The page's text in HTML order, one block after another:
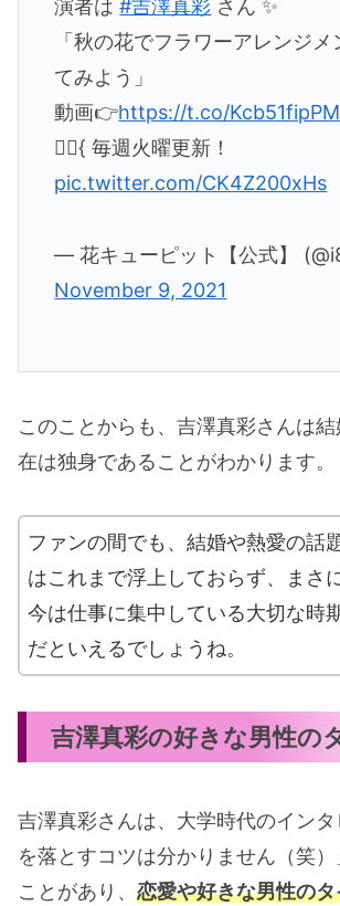
演者は#吉澤真彩 さん ✨
「秋の花でフラワーアレンジメ
てみよう」
動画👉https://t.co/Kcb51fipPM
🙋‍♀️{ 毎週火曜更新！
pic.twitter.com/CK4Z200xHs
— 花キューピット【公式】
November 9, 2021
このことからも、吉澤真彩さんは
在は独身であることがわかります。
ファンの間でも、結婚や熱愛の話
はこれまで浮上しておらず、まさ
今は仕事に集中している大切な時
だといえるでしょうね。
吉澤真彩の好きな男性の
吉澤真彩さんは、大学時代のイン
を落とすコツは分かりません（笑
ことがあり、 恋愛や好きな男性の